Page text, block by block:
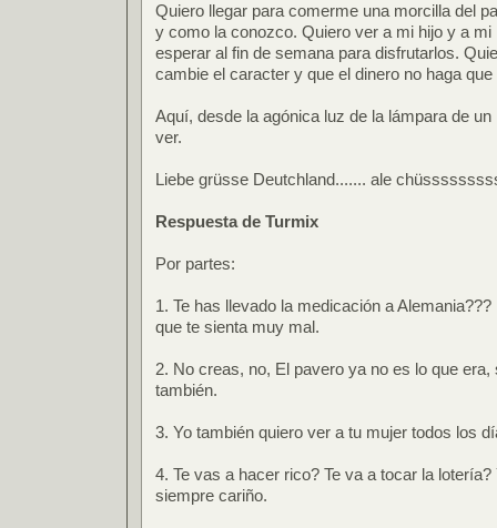
Quiero llegar para comerme una morcilla del
y como la conozco. Quiero ver a mi hijo y a
esperar al fin de semana para disfrutarlos.
cambie el caracter y que el dinero no haga
Aquí, desde la agónica luz de la lámpara de
ver.
Liebe grüsse Deutchland....... ale
Respuesta de Turmix
Por partes:
1. Te has llevado la medicación a
que te sienta muy mal.
2. No creas, no, El pavero ya no es lo que
también.
3. Yo también quiero ver a tu mujer todos los
4. Te vas a hacer rico? Te va a tocar la lotería?
siempre cariño.